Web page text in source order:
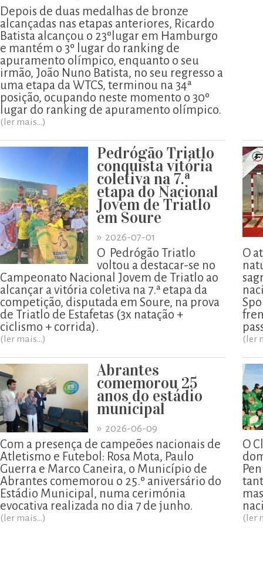
Depois de duas medalhas de bronze
alcançadas nas etapas anteriores, Ricardo
Batista alcançou o 23ºlugar em Hamburgo
e mantém o 3º lugar do ranking de
apuramento olímpico, enquanto o seu
irmão, João Nuno Batista, no seu regresso a
uma etapa da WTCS, terminou na 34ª
posição, ocupando neste momento o 30º
lugar do ranking de apuramento olímpico.
(ler mais...)
Pedrógão Triatlo
conquista vitória
coletiva na 7.ª
etapa do Nacional
Jovem de Triatlo
em Soure
» 2026-07-01
O Pedrógão Triatlo
voltou a destacar-se no
Campeonato Nacional Jovem de Triatlo ao
alcançar a vitória coletiva na 7.ª etapa da
competição, disputada em Soure, na prova
de Triatlo de Estafetas (3x natação +
ciclismo + corrida).
(ler mais...)
O
(ler
Abrantes
comemorou 25
anos do estádio
municipal
» 2026-06-09
Com a presença de campeões nacionais de
Atletismo e Futebol: Rosa Mota, Paulo
Guerra e Marco Caneira, o Município de
Abrantes comemorou o 25.º aniversário do
Estádio Municipal, numa cerimónia
evocativa realizada no dia 7 de junho.
(ler mais...)
O
(ler